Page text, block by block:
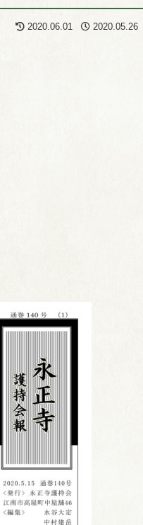
2020.06.01 2020.05.26